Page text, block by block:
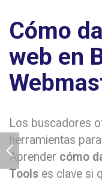
Cómo
web en
Los buscadores
herramientas
Aprender cómo
Tools es clave si